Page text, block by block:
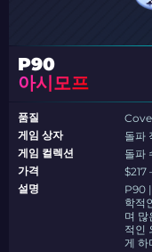
P90
아시모프
품질
게임 상자
돌파
게임 컬렉션
돌파
가격
$217
설명
P90
학적
며 많
적인
게 하